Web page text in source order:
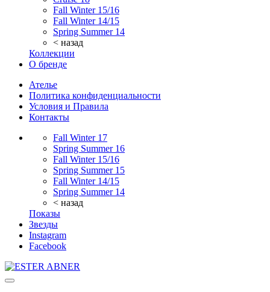
Fall Winter 15/16
Fall Winter 14/15
Spring Summer 14
< назад
Коллекции
О бренде
Ателье
Политика конфиденциальности
Условия и Правила
Контакты
Fall Winter 17
Spring Summer 16
Fall Winter 15/16
Spring Summer 15
Fall Winter 14/15
Spring Summer 14
< назад
Показы
Звезды
Instagram
Facebook